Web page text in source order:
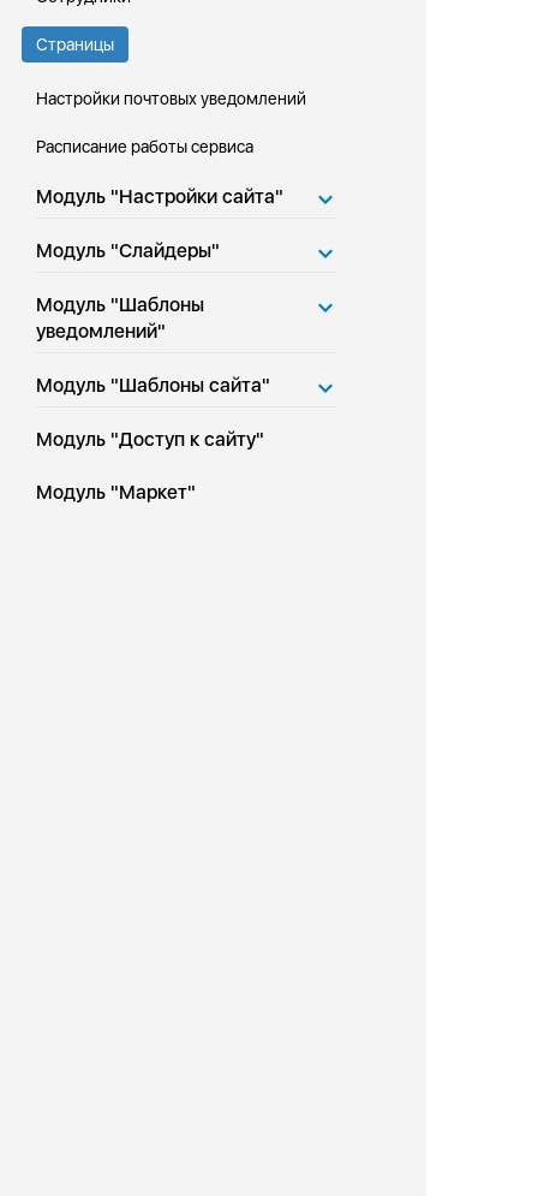
Страницы
Настройки почтовых уведомлений
Расписание работы сервиса
Модуль "Настройки сайта"
Модуль "Слайдеры"
Модуль "Шаблоны
уведомлений"
Модуль "Шаблоны сайта"
Модуль "Доступ к сайту"
Модуль "Маркет"